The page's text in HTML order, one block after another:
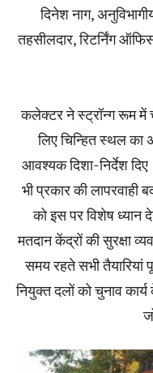
दिनेश नाग,
तहसीलदार, रिटर्निंग
कलेक्टर ने स्ट्रॉन्ग रूम में
लिए चिन्हित स्थल का
आवश्यक दिशा-निर्देश
भी प्रकार की लापरवाही
को इस पर विशेष ध्यान
मतदान केंद्रों की सुरक्षा
समय रहते सभी तैयारियां
नियुक्त दलों को चुनाव